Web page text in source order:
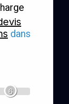
dans
6